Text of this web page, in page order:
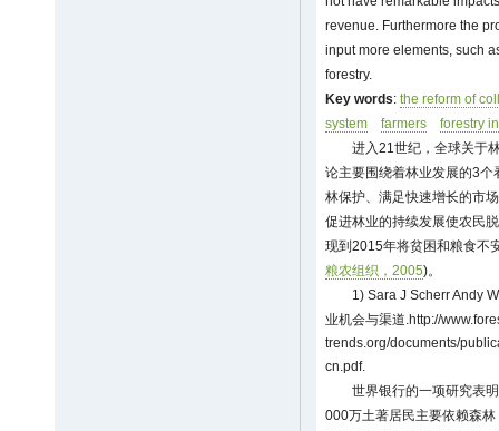
revenue. Furthermore the
input more elements, such
forestry.
Key words: the reform of
system
farmers
forestry
进入21世纪，全球关于
论主要围绕着林业发展的3
林保护、满足快速增长的市
促进林业的持续发展使农民
现到2015年将贫困和粮食不
粮农组织，2005)。
1) Sara J Scherr Andy
业机会与渠道.http://
trends.org/documents/
cn.pdf.
世界银行的一项研究表
000万土著居民主要依赖森